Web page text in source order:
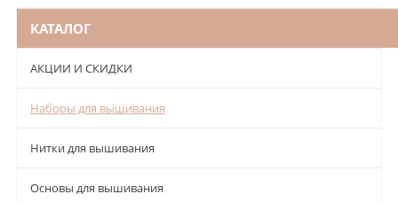
КАТАЛОГ
АКЦИИ И СКИДКИ
Наборы для вышивания
Нитки для вышивания
Основы для вышивания